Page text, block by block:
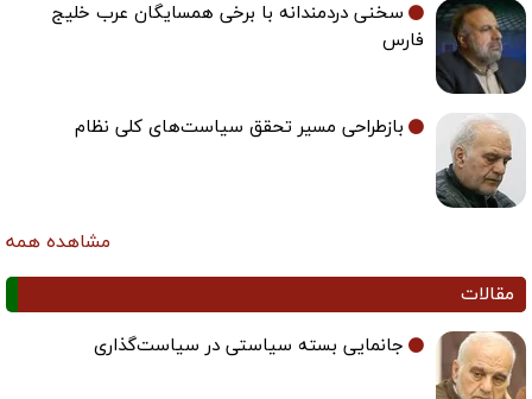
سخنی دردمندانه با برخی همسایگان عرب خلیج
فارس
بازطراحی مسیر تحقق سیاست‌های کلی نظام
مشاهده همه
مقالات
جانمایی بسته سیاستی در سیاست‌گذاری